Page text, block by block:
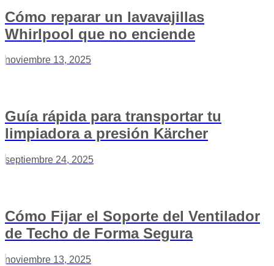
Cómo reparar un lavavajillas
Whirlpool que no enciende
noviembre 13, 2025
Guía rápida para transportar tu
limpiadora a presión Kärcher
septiembre 24, 2025
Cómo Fijar el Soporte del Ventilador
de Techo de Forma Segura
noviembre 13, 2025